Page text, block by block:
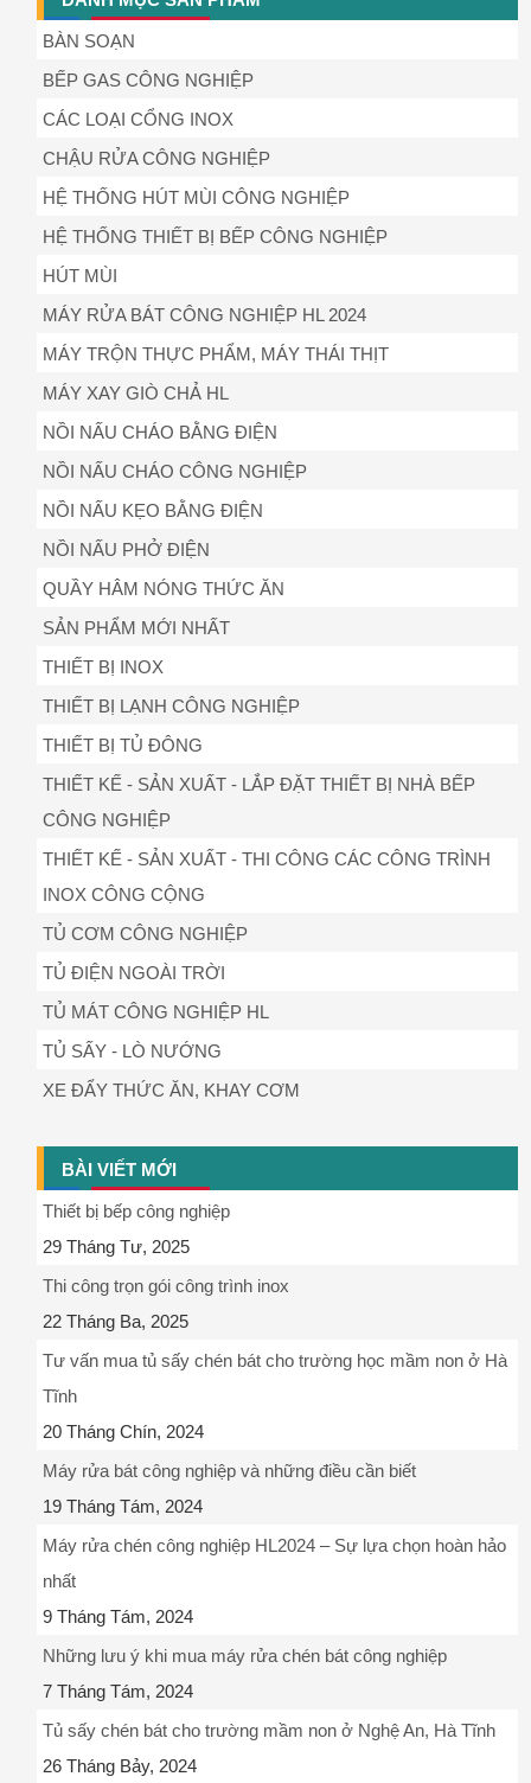
BÀN SOẠN
BẾP GAS CÔNG NGHIỆP
CÁC LOẠI CỔNG INOX
CHẬU RỬA CÔNG NGHIỆP
HỆ THỐNG HÚT MÙI CÔNG NGHIỆP
HỆ THỐNG THIẾT BỊ BẾP CÔNG NGHIỆP
HÚT MÙI
MÁY RỬA BÁT CÔNG NGHIỆP HL 2024
MÁY TRỘN THỰC PHẨM, MÁY THÁI THỊT
MÁY XAY GIÒ CHẢ HL
NỒI NẤU CHÁO BẰNG ĐIỆN
NỒI NẤU CHÁO CÔNG NGHIỆP
NỒI NẤU KẸO BẰNG ĐIỆN
NỒI NẤU PHỞ ĐIỆN
QUẦY HÂM NÓNG THỨC ĂN
SẢN PHẨM MỚI NHẤT
THIẾT BỊ INOX
THIẾT BỊ LẠNH CÔNG NGHIỆP
THIẾT BỊ TỦ ĐÔNG
THIẾT KẾ - SẢN XUẤT - LẮP ĐẶT THIẾT BỊ NHÀ BẾP
CÔNG NGHIỆP
THIẾT KẾ - SẢN XUẤT - THI CÔNG CÁC CÔNG TRÌNH
INOX CÔNG CỘNG
TỦ CƠM CÔNG NGHIỆP
TỦ ĐIỆN NGOÀI TRỜI
TỦ MÁT CÔNG NGHIỆP HL
TỦ SẤY - LÒ NƯỚNG
XE ĐẨY THỨC ĂN, KHAY CƠM
BÀI VIẾT MỚI
Thiết bị bếp công nghiệp
29 Tháng Tư, 2025
Thi công trọn gói công trình inox
22 Tháng Ba, 2025
Tư vấn mua tủ sấy chén bát cho trường học mầm non ở Hà
Tĩnh
20 Tháng Chín, 2024
Máy rửa bát công nghiệp và những điều cần biết
19 Tháng Tám, 2024
Máy rửa chén công nghiệp HL2024 – Sự lựa chọn hoàn hảo
nhất
9 Tháng Tám, 2024
Những lưu ý khi mua máy rửa chén bát công nghiệp
7 Tháng Tám, 2024
Tủ sấy chén bát cho trường mầm non ở Nghệ An, Hà Tĩnh
26 Tháng Bảy, 2024